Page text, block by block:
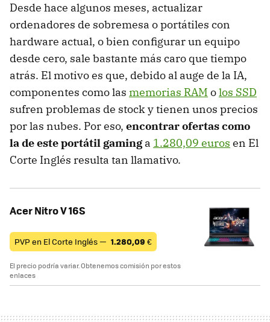
Desde hace algunos meses, actualizar
ordenadores de sobremesa o portátiles con
hardware actual, o bien configurar un equipo
desde cero, sale bastante más caro que tiempo
atrás. El motivo es que, debido al auge de la IA,
componentes como las memorias RAM olos SSD
sufren problemas de stock y tienen unos precios
por las nubes. Por eso, encontrar ofertas como
la de este portátil gaminga 1.280,09 euros en El
Corte Inglés resulta tan llamativo.
Acer Nitro V 16S
PVP en El Corte Inglés — 1.280,09 €
El precio podría variar. Obtenemos comisión por estos
enlaces